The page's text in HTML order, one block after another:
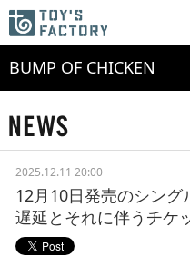
BUMP OF CHICKEN
2025.12.11 20:00
12月10日発売のシン
遅延とそれに伴うチケ